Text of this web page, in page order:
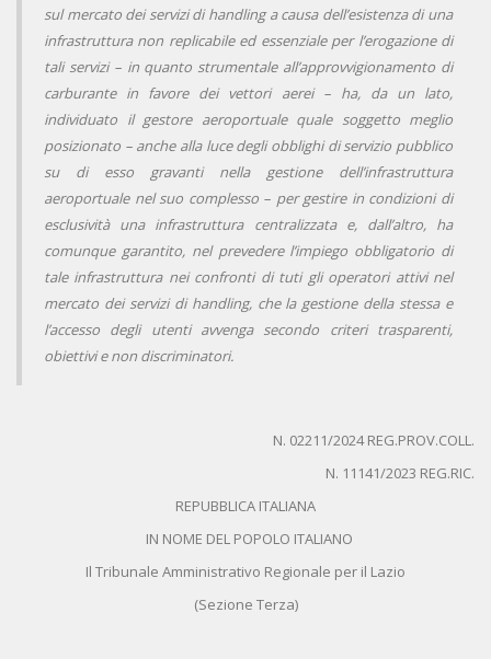
sul mercato dei servizi di handling a causa dell’esistenza di una
infrastruttura non replicabile ed essenziale per l’erogazione di
tali servizi – in quanto strumentale all’approvvigionamento di
carburante in favore dei vettori aerei – ha, da un lato,
individuato il gestore aeroportuale quale soggetto meglio
posizionato – anche alla luce degli obblighi di servizio pubblico
su di esso gravanti nella gestione dell’infrastruttura
aeroportuale nel suo complesso – per gestire in condizioni di
esclusività una infrastruttura centralizzata e, dall’altro, ha
comunque garantito, nel prevedere l’impiego obbligatorio di
tale infrastruttura nei confronti di tuti gli operatori attivi nel
mercato dei servizi di handling, che la gestione della stessa e
l’accesso degli utenti avvenga secondo criteri trasparenti,
obiettivi e non discriminatori.
N. 02211/2024 REG.PROV.COLL.
N. 11141/2023 REG.RIC.
REPUBBLICA ITALIANA
IN NOME DEL POPOLO ITALIANO
Il Tribunale Amministrativo Regionale per il Lazio
(Sezione Terza)